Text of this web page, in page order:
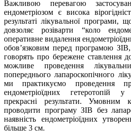
Важливою перевагою
ендометріозом є висока
результаті лікувальної програми,
довзоляє розіварти “коло
оперативне видалення
обов’язковим перед програмою
говорять про бережене ставлення
можливе проведення
попереднього лапароскопічного
ми практикуємо проведення
ендометріоїдних гетеротопій
прекрасні результати. Умовним
проводити програму ЗІВ без
наявність ендометріоїдних
більше 3 см.